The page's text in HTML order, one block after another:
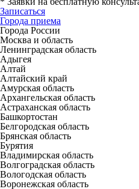
Записаться
Города приема
Города России
Москва и область
Ленинградская область
Адыгея
Алтай
Алтайский край
Амурская область
Архангельская область
Астраханская область
Башкортостан
Белгородская область
Брянская область
Бурятия
Владимирская область
Волгоградская область
Вологодская область
Воронежская область